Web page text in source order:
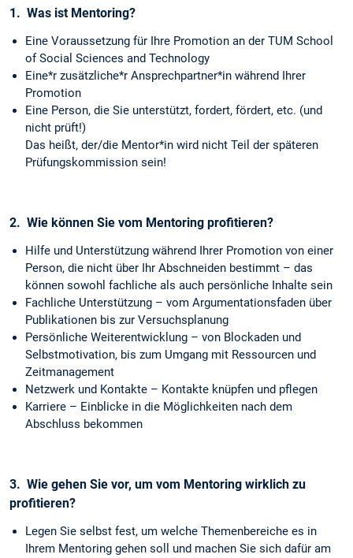
1. Was ist Mentoring?
Eine Voraussetzung für Ihre Promotion an der TUM School
of Social Sciences and Technology
Eine*r zusätzliche*r Ansprechpartner*in während Ihrer
Promotion
Eine Person, die Sie unterstützt, fordert, fördert, etc. (und
nicht prüft!)
Das heißt, der/die Mentor*in wird nicht Teil der späteren
Prüfungskommission sein!
2. Wie können Sie vom Mentoring profitieren?
Hilfe und Unterstützung während Ihrer Promotion von einer
Person, die nicht über Ihr Abschneiden bestimmt – das
können sowohl fachliche als auch persönliche Inhalte sein
Fachliche Unterstützung – vom Argumentationsfaden über
Publikationen bis zur Versuchsplanung
Persönliche Weiterentwicklung – von Blockaden und
Selbstmotivation, bis zum Umgang mit Ressourcen und
Zeitmanagement
Netzwerk und Kontakte – Kontakte knüpfen und pflegen
Karriere – Einblicke in die Möglichkeiten nach dem
Abschluss bekommen
3. Wie gehen Sie vor, um vom Mentoring wirklich zu
profitieren?
Legen Sie selbst fest, um welche Themenbereiche es in
Ihrem Mentoring gehen soll und machen Sie sich dafür am